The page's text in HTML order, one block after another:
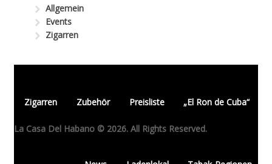
Allgemein
Events
Zigarren
Zigarren Zubehör Preisliste „El Ron de Cuba“
La Casa Del Habano © 2026. All Rights Reserved.